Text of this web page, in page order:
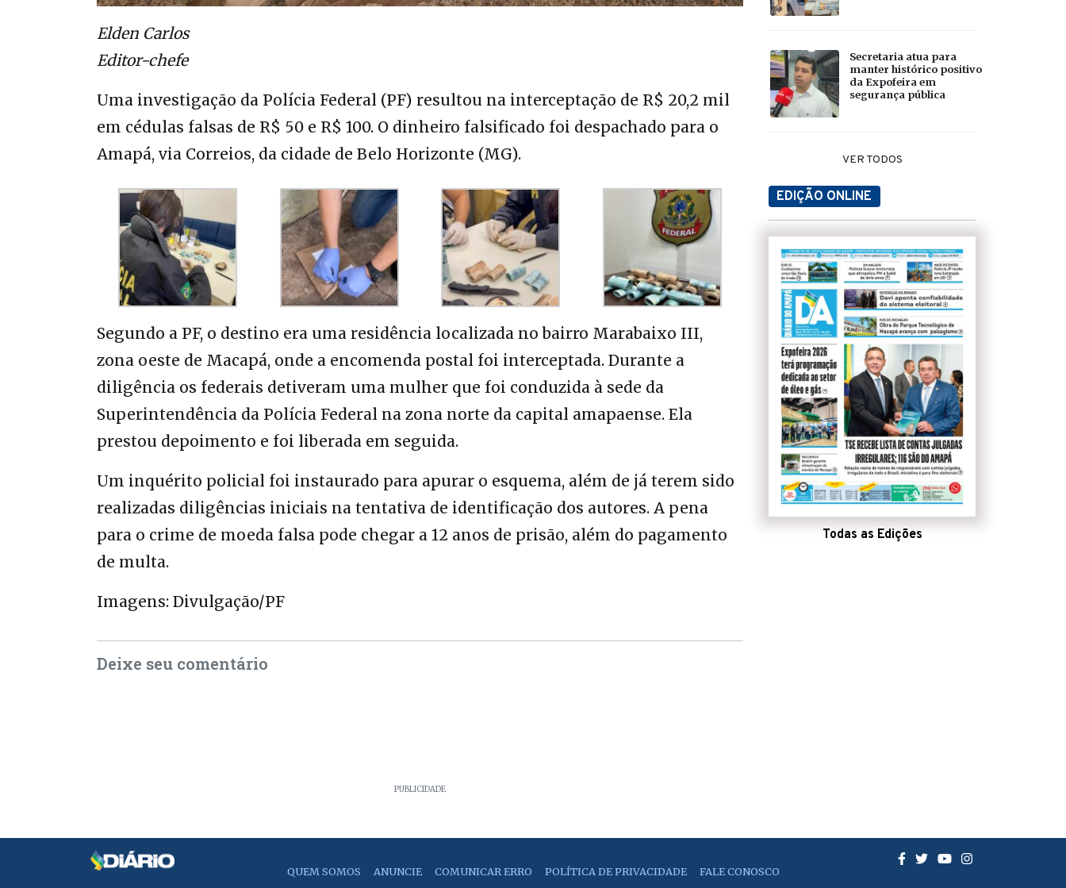
Elden Carlos
Editor-chefe
Uma investigação da Polícia Federal (PF) resultou na interceptação de R$ 20,2 mil
em cédulas falsas de R$ 50 e R$ 100. O dinheiro falsificado foi despachado para o
Amapá, via Correios, da cidade de Belo Horizonte (MG).
Segundo a PF, o destino era uma residência localizada no bairro Marabaixo III,
zona oeste de Macapá, onde a encomenda postal foi interceptada. Durante a
diligência os federais detiveram uma mulher que foi conduzida à sede da
Superintendência da Polícia Federal na zona norte da capital amapaense. Ela
prestou depoimento e foi liberada em seguida.
Um inquérito policial foi instaurado para apurar o esquema, além de já terem sido
realizadas diligências iniciais na tentativa de identificação dos autores. A pena
para o crime de moeda falsa pode chegar a 12 anos de prisão, além do pagamento
de multa.
Imagens: Divulgação/PF
Deixe seu comentário
PUBLICIDADE
Secretaria atua para
manter histórico positivo
da Expofeira em
segurança pública
VER TODOS
EDIÇÃO ONLINE
Todas as Edições
QUEM SOMOS ANUNCIE COMUNICAR ERRO POLÍTICA DE PRIVACIDADE FALE CONOSCO